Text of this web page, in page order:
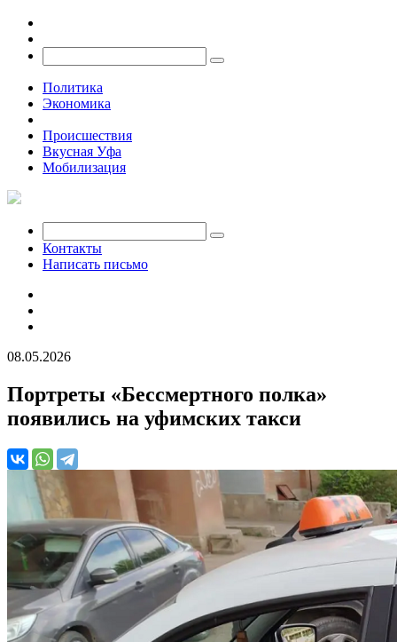
Политика
Экономика
Происшествия
Вкусная Уфа
Мобилизация
Контакты
Написать письмо
08.05.2026
Портреты «Бессмертного полка»
появились на уфимских такси